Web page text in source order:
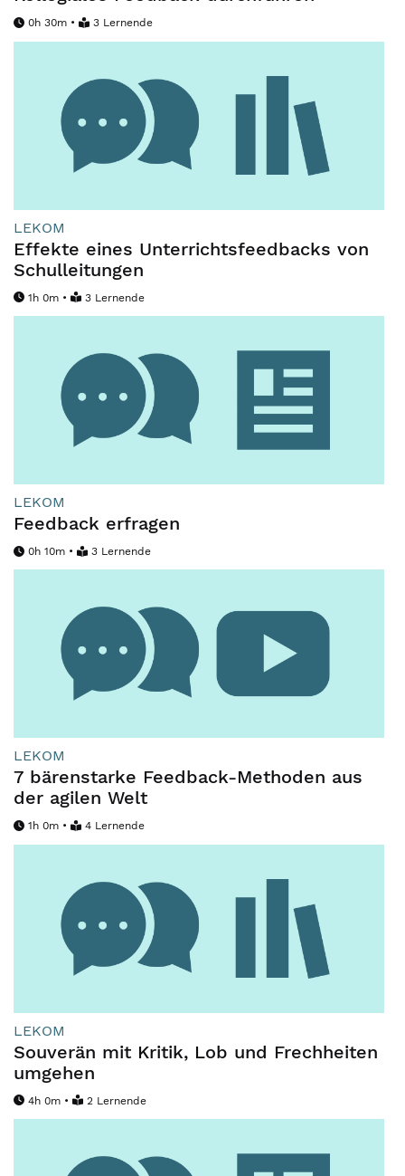
0h 30m • 3 Lernende
LEKOM
Effekte eines Unterrichtsfeedbacks von
Schulleitungen
1h 0m • 3 Lernende
LEKOM
Feedback erfragen
0h 10m • 3 Lernende
LEKOM
7 bärenstarke Feedback-Methoden aus
der agilen Welt
1h 0m • 4 Lernende
LEKOM
Souverän mit Kritik, Lob und Frechheiten
umgehen
4h 0m • 2 Lernende